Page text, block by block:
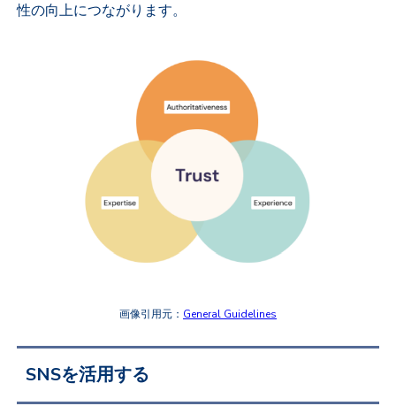
性の向上につながります。
画像引用元： General Guidelines
SNSを活用する